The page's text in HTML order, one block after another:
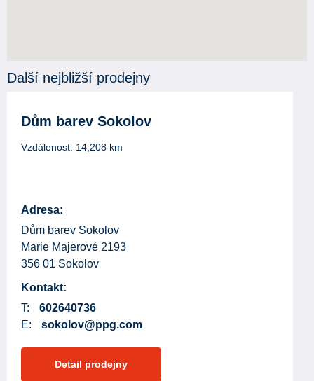
Další nejbližší prodejny
Dům barev Sokolov
Vzdálenost: 14,208 km
Adresa:
Dům barev Sokolov
Marie Majerové 2193
356 01 Sokolov
Kontakt:
T:
602640736
E:
sokolov@ppg.com
Detail prodejny